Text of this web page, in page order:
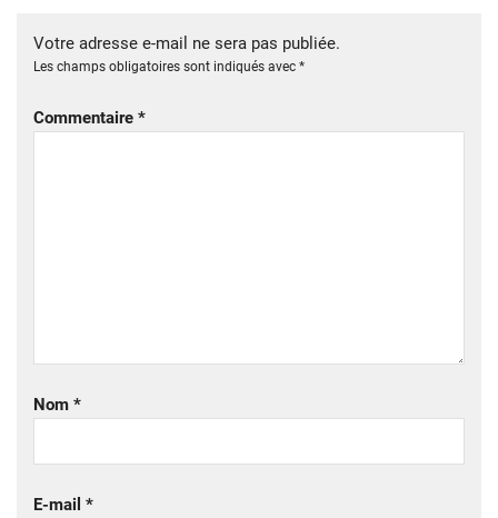
Votre adresse e-mail ne sera pas publiée.
Les champs obligatoires sont indiqués avec *
Commentaire *
Nom *
E-mail *